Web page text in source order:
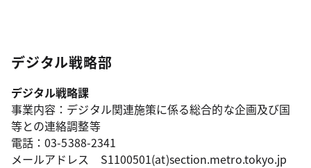
デジタル戦略部
デジタル戦略課
事業内容：デジタル関連施策に係る総合的な企画及び国
等との連絡調整等
電話：03-5388-2341
メールアドレス S1100501(at)section.metro.tokyo.jp